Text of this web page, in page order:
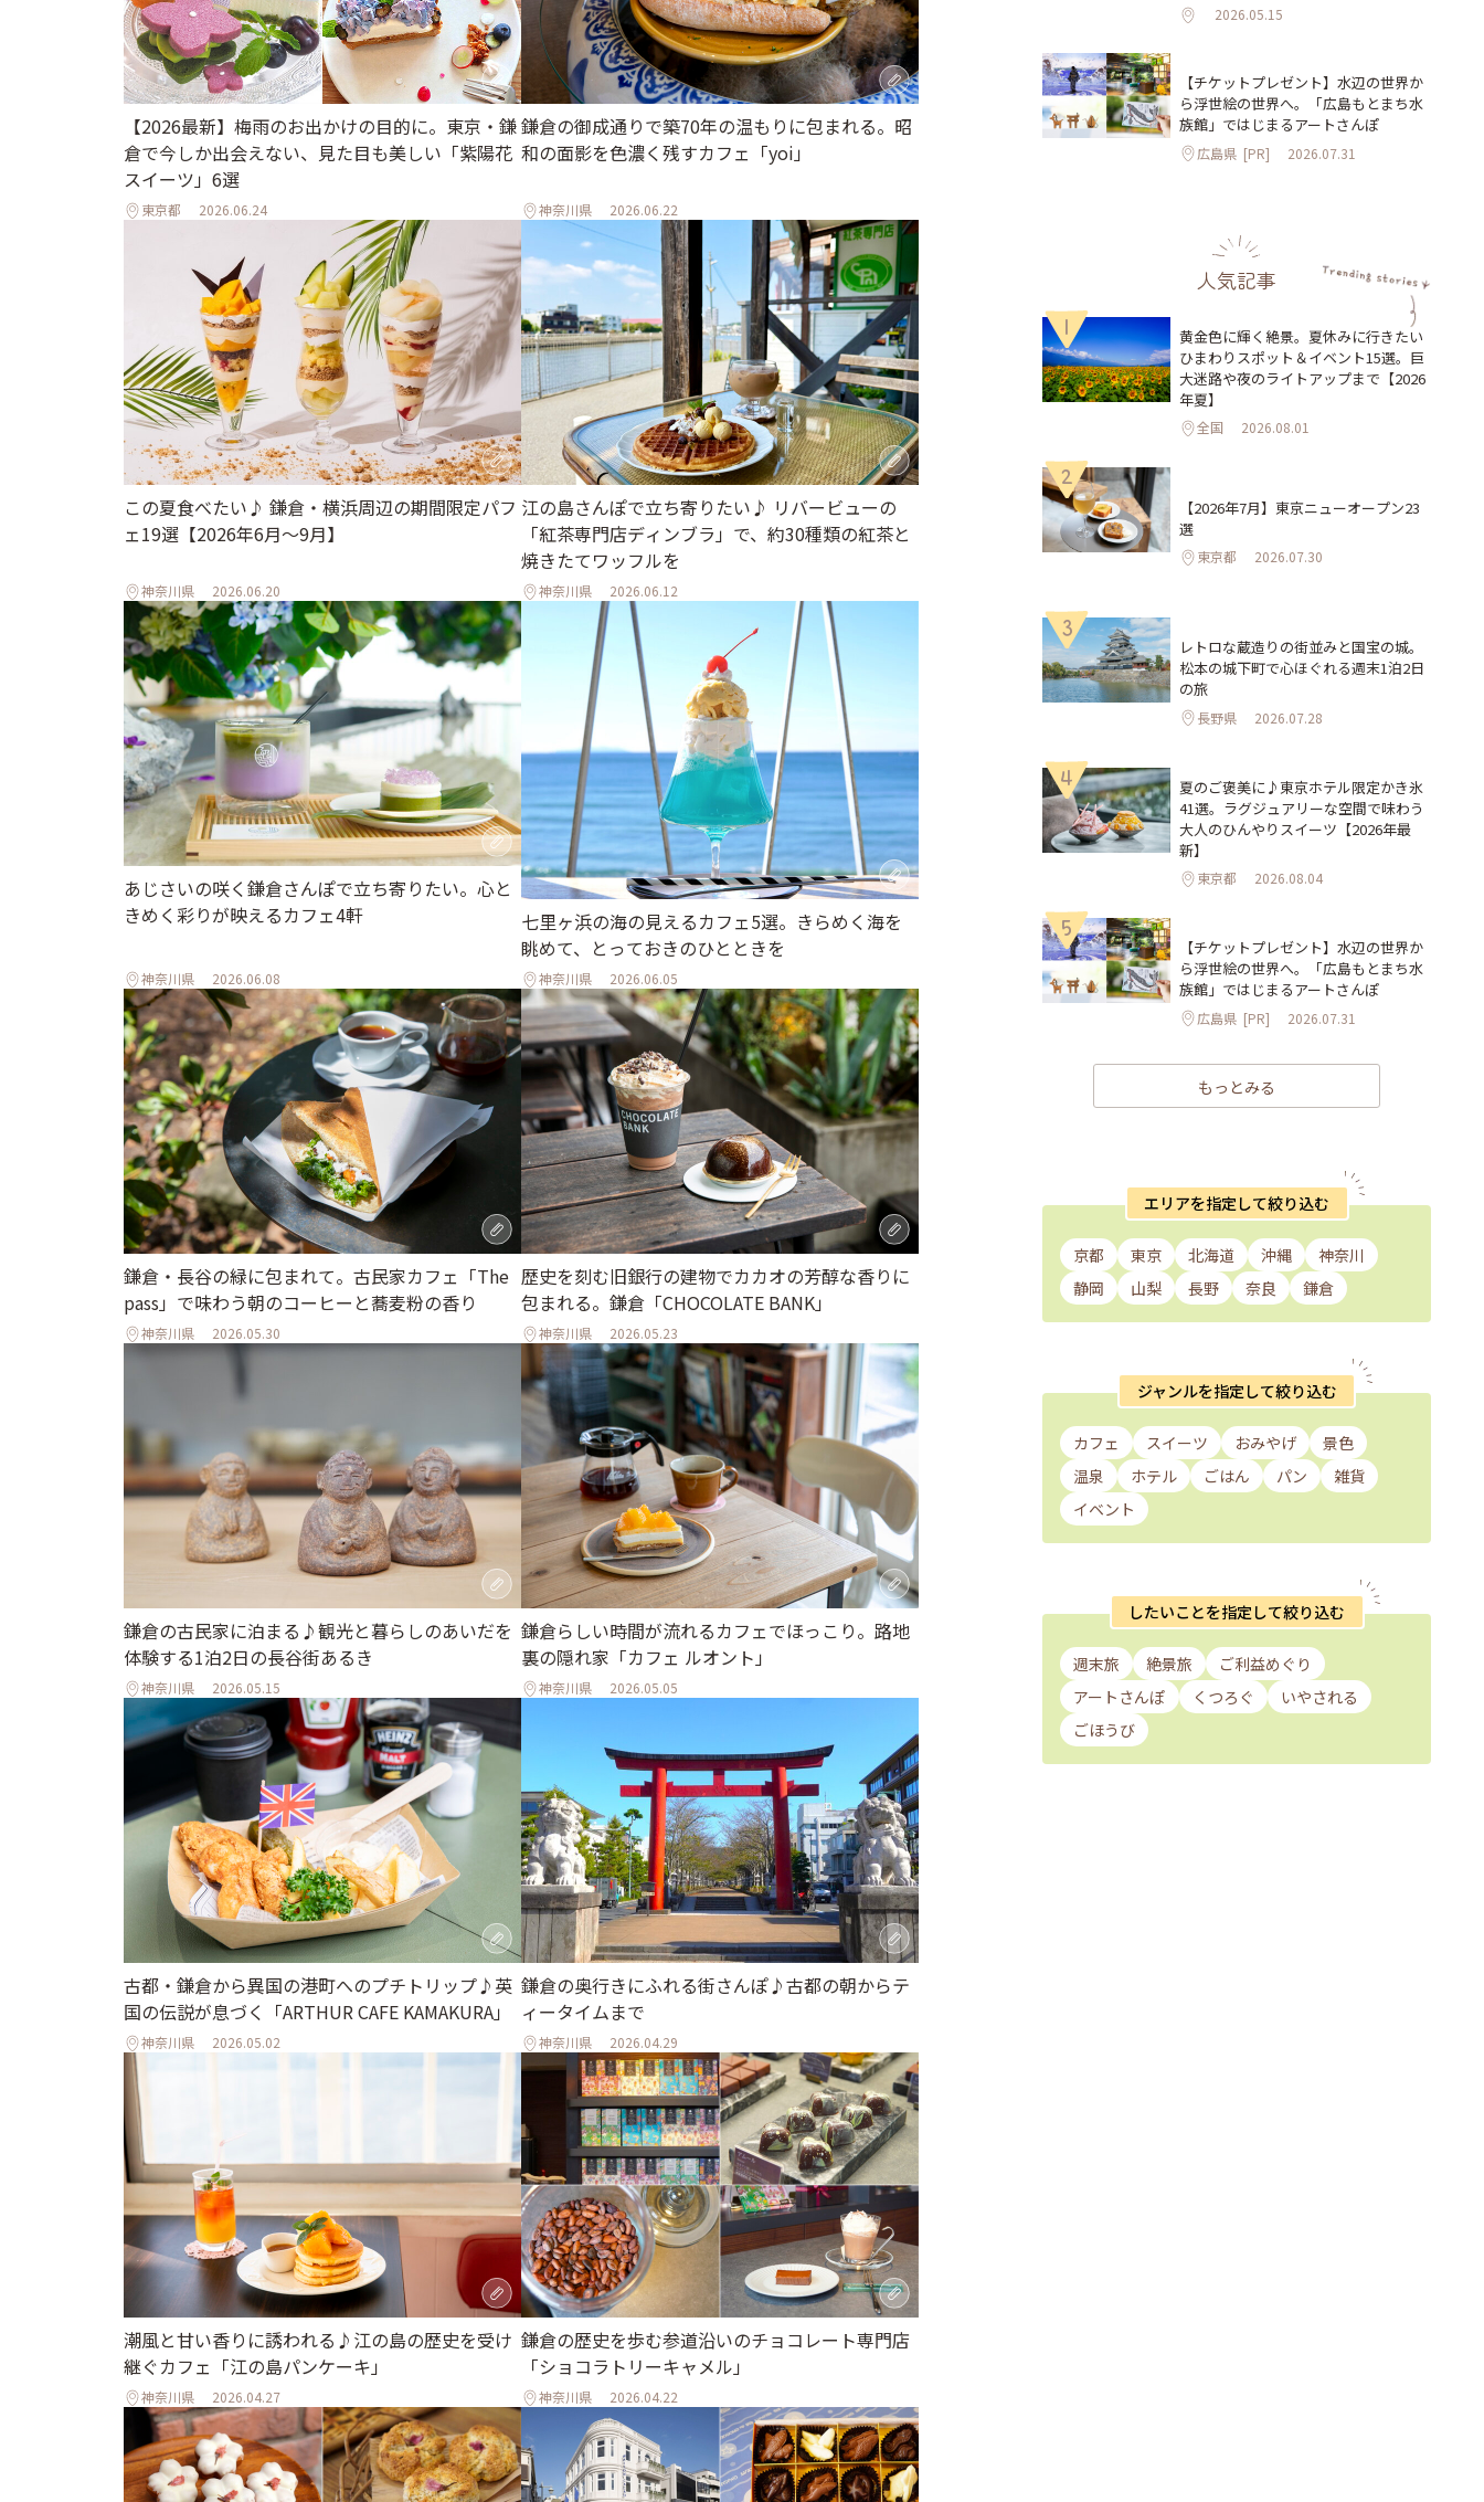
【2026最新】梅雨のお出かけの目的に。東京・鎌
倉で今しか出会えない、見た目も美しい「紫陽花
スイーツ」6選
東京都 2026.06.24
鎌倉の御成通りで築70年の温もりに包まれる。昭
和の面影を色濃く残すカフェ「yoi」
神奈川県 2026.06.22
この夏食べたい♪ 鎌倉・横浜周辺の期間限定パフ
ェ19選【2026年6月～9月】
神奈川県 2026.06.20
江の島さんぽで立ち寄りたい♪ リバービューの
「紅茶専門店ディンブラ」で、約30種類の紅茶と
焼きたてワッフルを
神奈川県 2026.06.12
あじさいの咲く鎌倉さんぽで立ち寄りたい。心と
きめく彩りが映えるカフェ4軒
神奈川県 2026.06.08
七里ヶ浜の海の見えるカフェ5選。きらめく海を
眺めて、とっておきのひとときを
神奈川県 2026.06.05
鎌倉・長谷の緑に包まれて。古民家カフェ「The
pass」で味わう朝のコーヒーと蕎麦粉の香り
神奈川県 2026.05.30
歴史を刻む旧銀行の建物でカカオの芳醇な香りに
包まれる。鎌倉「CHOCOLATE BANK」
神奈川県 2026.05.23
鎌倉の古民家に泊まる♪観光と暮らしのあいだを
体験する1泊2日の長谷街あるき
神奈川県 2026.05.15
鎌倉らしい時間が流れるカフェでほっこり。路地
裏の隠れ家「カフェ ルオント」
神奈川県 2026.05.05
古都・鎌倉から異国の港町へのプチトリップ♪英
国の伝説が息づく「ARTHUR CAFE KAMAKURA」
神奈川県 2026.05.02
鎌倉の奥行きにふれる街さんぽ♪古都の朝からテ
ィータイムまで
神奈川県 2026.04.29
潮風と甘い香りに誘われる♪江の島の歴史を受け
継ぐカフェ「江の島パンケーキ」
神奈川県 2026.04.27
鎌倉の歴史を歩む参道沿いのチョコレート専門店
「ショコラトリーキャメル」
神奈川県 2026.04.22
2026.05.15
【チケットプレゼント】水辺の世界か
ら浮世絵の世界へ。「広島もとまち水
族館」ではじまるアートさんぽ
広島県 [PR] 2026.07.31
人気記事
1
黄金色に輝く絶景。夏休みに行きたい
ひまわりスポット＆イベント15選。巨
大迷路や夜のライトアップまで【2026
年夏】
全国 2026.08.01
2
【2026年7月】東京ニューオープン23
選
東京都 2026.07.30
3
レトロな蔵造りの街並みと国宝の城。
松本の城下町で心ほぐれる週末1泊2日
の旅
長野県 2026.07.28
4
夏のご褒美に♪東京ホテル限定かき氷
41選。ラグジュアリーな空間で味わう
大人のひんやりスイーツ【2026年最
新】
東京都 2026.08.04
5
【チケットプレゼント】水辺の世界か
ら浮世絵の世界へ。「広島もとまち水
族館」ではじまるアートさんぽ
広島県 [PR] 2026.07.31
もっとみる
エリアを指定して絞り込む
京都 東京 北海道 沖縄
神奈川
静岡
山梨 長野 奈良 鎌倉
ジャンルを指定して絞り込む
カフェ スイーツ おみやげ
景色
温泉
ホテル ごはん パン
雑貨
イベント
したいことを指定して絞り込む
週末旅 絶景旅
ご利益めぐり
アートさんぽ
くつろぐ
いやされる
ごほうび